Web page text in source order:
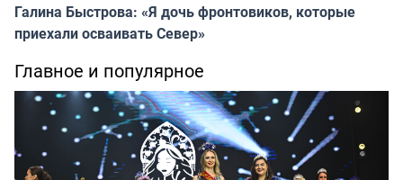
Галина Быстрова: «Я дочь фронтовиков, которые
приехали осваивать Север»
Главное и популярное